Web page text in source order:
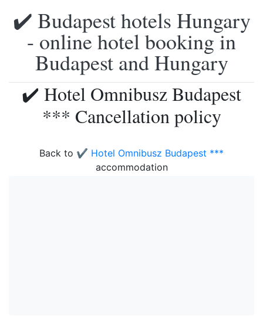
✔️ Budapest hotels Hungary
- online hotel booking in
Budapest and Hungary
✔️ Hotel Omnibusz Budapest
*** Cancellation policy
Back to ✔️ Hotel Omnibusz Budapest ***
accommodation